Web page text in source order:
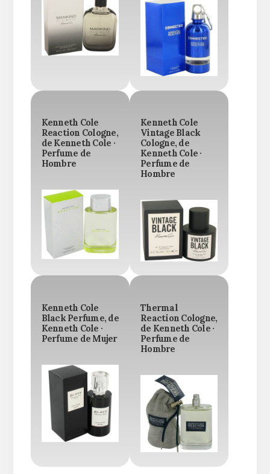
Kenneth Cole
Reaction Cologne,
de Kenneth Cole ·
Perfume de
Hombre
Kenneth Cole
Vintage Black
Cologne, de
Kenneth Cole ·
Perfume de
Hombre
Kenneth Cole
Black Perfume, de
Kenneth Cole ·
Perfume de Mujer
Thermal
Reaction Cologne,
de Kenneth Cole ·
Perfume de
Hombre